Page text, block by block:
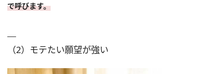
で呼びます。
（2）モテたい願望が強い